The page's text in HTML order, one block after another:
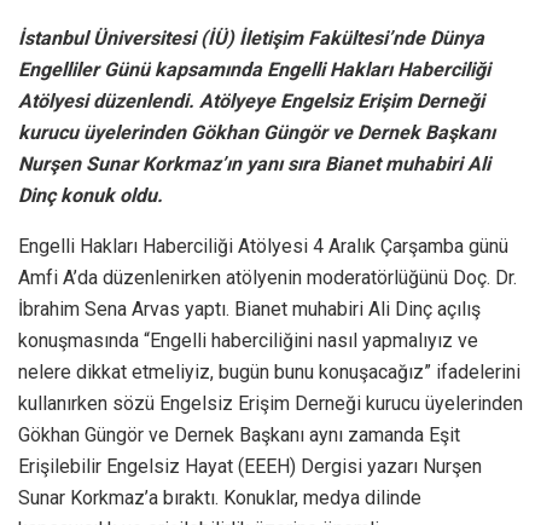
İstanbul Üniversitesi (İÜ) İletişim Fakültesi’nde Dünya
Engelliler Günü kapsamında Engelli Hakları Haberciliği
Atölyesi düzenlendi. Atölyeye Engelsiz Erişim Derneği
kurucu üyelerinden Gökhan Güngör ve Dernek Başkanı
Nurşen Sunar Korkmaz’ın yanı sıra Bianet muhabiri Ali
Dinç konuk oldu.
Engelli Hakları Haberciliği Atölyesi 4 Aralık Çarşamba günü
Amfi A’da düzenlenirken atölyenin moderatörlüğünü Doç. Dr.
İbrahim Sena Arvas yaptı. Bianet muhabiri Ali Dinç açılış
konuşmasında “Engelli haberciliğini nasıl yapmalıyız ve
nelere dikkat etmeliyiz, bugün bunu konuşacağız” ifadelerini
kullanırken sözü Engelsiz Erişim Derneği kurucu üyelerinden
Gökhan Güngör ve Dernek Başkanı aynı zamanda Eşit
Erişilebilir Engelsiz Hayat (EEEH) Dergisi yazarı Nurşen
Sunar Korkmaz’a bıraktı. Konuklar, medya dilinde